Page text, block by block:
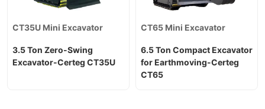
CT35U Mini Excavator
3.5 Ton Zero-Swing
Excavator-Certeg CT35U
CT65 Mini Excavator
6.5 Ton Compact Excavator
for Earthmoving-Certeg
CT65